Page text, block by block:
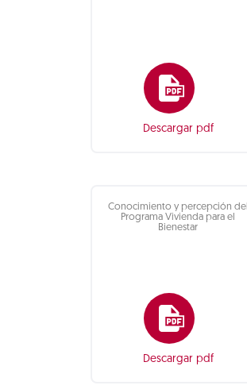
Descargar pdf
Conocimiento y percepción del
Programa Vivienda para el
Bienestar
Descargar pdf